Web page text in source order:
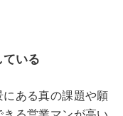
いる
ある真の課題や願